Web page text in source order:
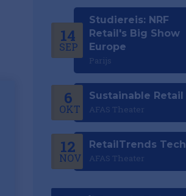
14
SEP
Studiereis: NRF
Retail's Big Show
Europe
Parijs
6
OKT
Sustainable Retail
AFAS Theater
12
NOV
RetailTrends Tech
AFAS Theater